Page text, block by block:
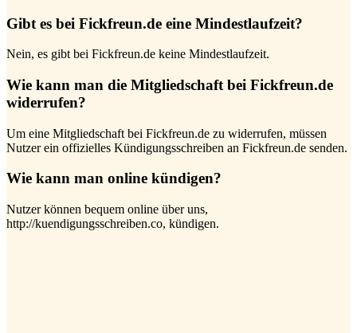
Gibt es bei Fickfreun.de eine Mindestlaufzeit?
Nein, es gibt bei Fickfreun.de keine Mindestlaufzeit.
Wie kann man die Mitgliedschaft bei Fickfreun.de
widerrufen?
Um eine Mitgliedschaft bei Fickfreun.de zu widerrufen, müssen
Nutzer ein offizielles Kündigungsschreiben an Fickfreun.de senden.
Wie kann man online kündigen?
Nutzer können bequem online über uns,
http://kuendigungsschreiben.co, kündigen.